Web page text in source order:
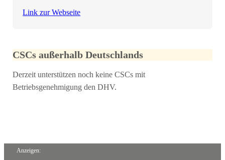
Link zur Webseite
CSCs außerhalb Deutschlands
Derzeit unterstützen noch keine CSCs mit
Betriebsgenehmigung den DHV.
Anzeigen: